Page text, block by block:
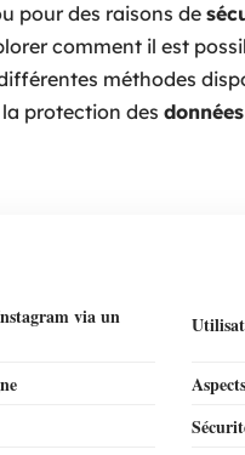
pour des raisons de
comment il est
méthodes
protection des
via un